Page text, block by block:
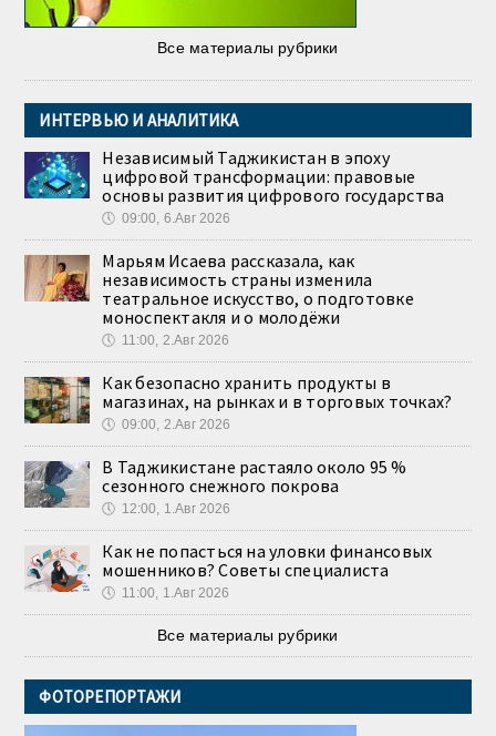
Все материалы рубрики
ИНТЕРВЬЮ И АНАЛИТИКА
Независимый Таджикистан в эпоху
цифровой трансформации: правовые
основы развития цифрового государства
🕔 09:00, 6.Авг 2026
Марьям Исаева рассказала, как
независимость страны изменила
театральное искусство, о подготовке
моноспектакля и о молодёжи
🕔 11:00, 2.Авг 2026
Как безопасно хранить продукты в
магазинах, на рынках и в торговых точках?
🕔 09:00, 2.Авг 2026
В Таджикистане растаяло около 95 %
сезонного снежного покрова
🕔 12:00, 1.Авг 2026
Как не попасться на уловки финансовых
мошенников? Советы специалиста
🕔 11:00, 1.Авг 2026
Все материалы рубрики
ФОТОРЕПОРТАЖИ